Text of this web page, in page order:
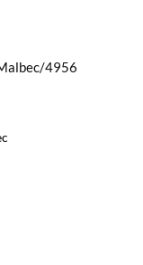
4956